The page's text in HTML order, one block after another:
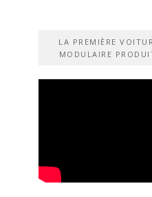
LA PREMIÈRE
MODULAIRE